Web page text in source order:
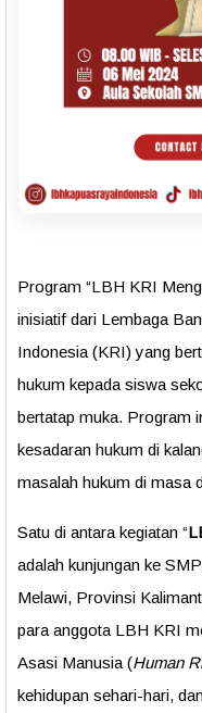
Program “LBH KRI
inisiatif dari Lembaga
Indonesia (KRI) yang
hukum kepada siswa
bertatap muka. Program
kesadaran hukum di
masalah hukum di masa
Satu di antara kegiatan “
adalah kunjungan ke
Melawi, Provinsi
para anggota LBH KRI
Asasi Manusia (Human
kehidupan sehari-hari,